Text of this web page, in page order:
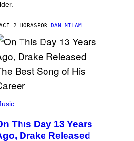
2 HORASPOR DAN MILAM
This Day 13 Years
Drake Released